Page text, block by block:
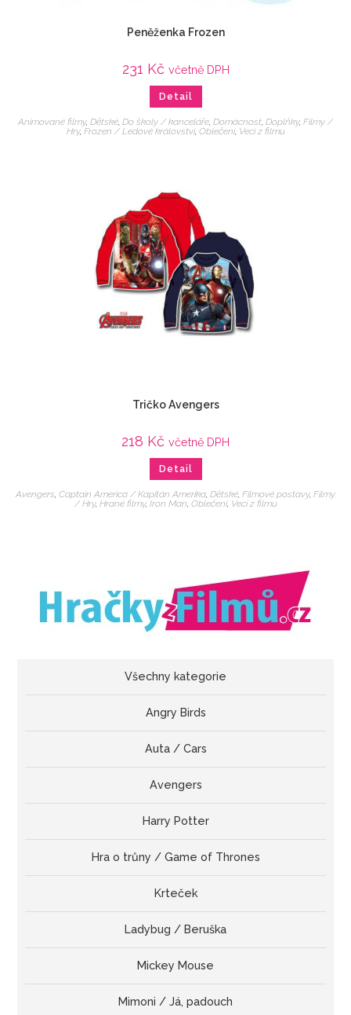
Peněženka Frozen
231 Kč včetně DPH
Detail
Animované filmy, Dětské Do školy / kanceláře Domácnost Doplňky, Filmy /
Hry, Frozen / Ledové království, Oblečení, Veci z filmu
Tričko Avengers
218 Kč včetně DPH
Detail
Avengers, Captain America / Kapitán Amerika, Dětské, Filmové postavy, Filmy
/ Hry, Hrané filmy, Iron Man, Oblečení, Veci z filmu
Všechny kategorie
Angry Birds
Auta / Cars
Avengers
Harry Potter
Hra o trůny / Game of Thrones
Krteček
Ladybug / Beruška
Mickey Mouse
Mimoni / Já, padouch